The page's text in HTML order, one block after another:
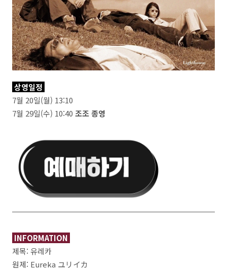
상영일정
7월 20일(월) 13:10
7월 29일(수) 10:40 조조 종영
INFORMATION
제목: 유레카
원제: Eureka ユリイカ